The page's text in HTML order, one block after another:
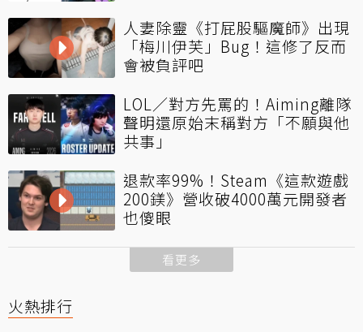
人妻除靈《打屁股驅魔師》出現
「梅川伊芙」Bug！這修了反而
會被負評吧
LOL／對方先罵的！Aiming離隊
聲明還原始末稱對方「不願與他
共事」
退款率99%！Steam《這款遊戲
200鎂》營收破4000萬元開發者
也傻眼
看更多
火熱排行